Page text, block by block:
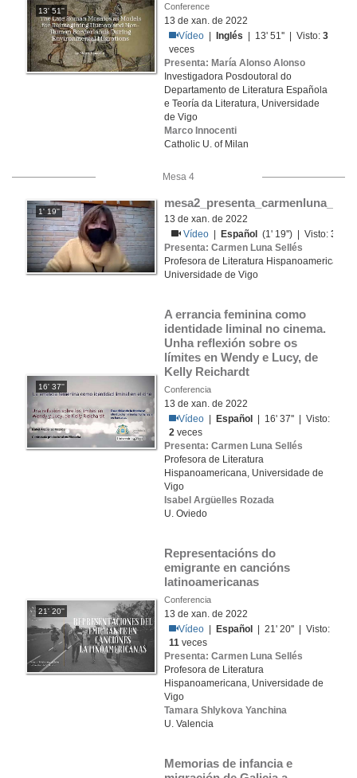
13' 51'' Conference
13 de xan. de 2022
Vídeo
Inglés | 13' 51'' | Visto:3
veces
Presenta: María Alonso Alonso
Investigadora Posdoutoral do
Departamento de Literatura Española
e Teoría da Literatura, Universidade
de Vigo
Marco Innocenti
Catholic U. of Milan
Mesa 4
1' 19''
13 de xan. de 2022
Vídeo
Español (1' 19'') | Visto:3
Presenta: Carmen Luna Sellés
Profesora de Literatura Hispanoamericana,
Universidade de Vigo
16' 37''
A errancia feminina como
identidade liminal no cinema.
Unha reflexión sobre os
límites en Wendy e Lucy, de
Kelly Reichardt
Conferencia
13 de xan. de 2022
Vídeo
Español
| 16' 37'' | Visto:
2 veces
Presenta: Carmen Luna Sellés
Profesora de Literatura
Hispanoamericana, Universidade de
Vigo
Isabel Argüelles Rozada
U. Oviedo
21' 20''
Representacións do
emigrante en cancións
latinoamericanas
Conferencia
13 de xan. de 2022
Vídeo
Español
| 21' 20'' | Visto:
11 veces
Presenta: Carmen Luna Sellés
Profesora de Literatura
Hispanoamericana, Universidade de
Vigo
Tamara Shlykova Yanchina
U. Valencia
Memorias de infancia e